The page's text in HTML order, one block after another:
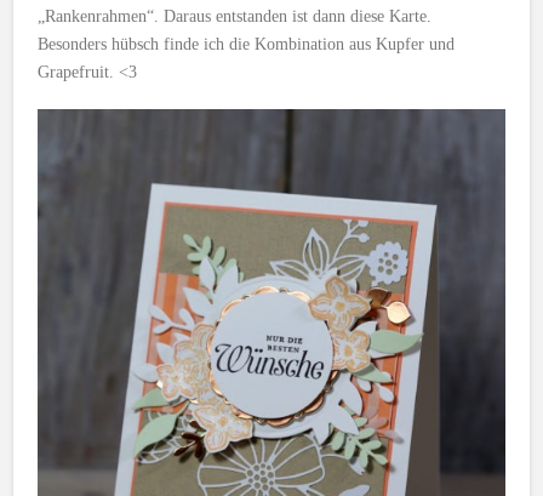
„Rankenrahmen“. Daraus entstanden ist dann diese Karte.
Besonders hübsch finde ich die Kombination aus Kupfer und
Grapefruit. <3